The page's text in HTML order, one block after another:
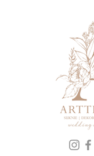
Suknie ślubne, dekoracje ślubne, pracownia
MELROSE, Gdańsk, Trójmiasto, Gdyna,
pożądanie salon sukien ślubnych w
ARTTREND - Salon Sukien Ślubnych i Dekoracje ślubne |